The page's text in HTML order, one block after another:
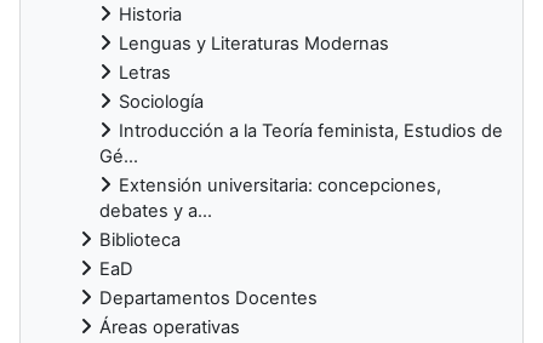
Historia
Lenguas y Literaturas Modernas
Letras
Sociología
Introducción a la Teoría feminista, Estudios de
Gé...
Extensión universitaria: concepciones,
debates y a...
Biblioteca
EaD
Departamentos Docentes
Áreas operativas